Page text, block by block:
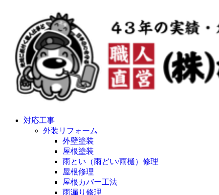
対応工事
外装リフォーム
外壁塗装
屋根塗装
雨とい（雨どい/雨樋）修理
屋根修理
屋根カバー工法
雨漏り修理